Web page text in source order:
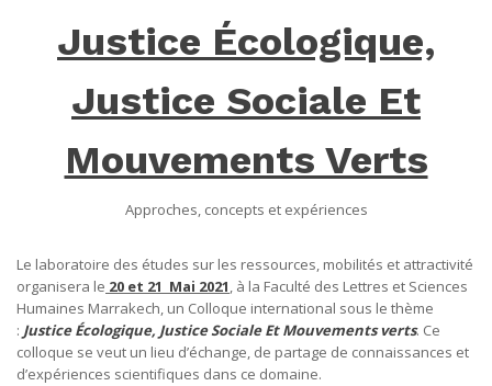
Justice Écologique,
Justice Sociale Et
Mouvements Verts
Approches, concepts et expériences
Le laboratoire des études sur les ressources, mobilités et attractivité
organisera le 20 et 21 Mai 2021, à la Faculté des Lettres et Sciences
Humaines Marrakech, un Colloque international sous le thème
: Justice Écologique, Justice Sociale Et Mouvements verts. Ce
colloque se veut un lieu d’échange, de partage de connaissances et
d’expériences scientifiques dans ce domaine.